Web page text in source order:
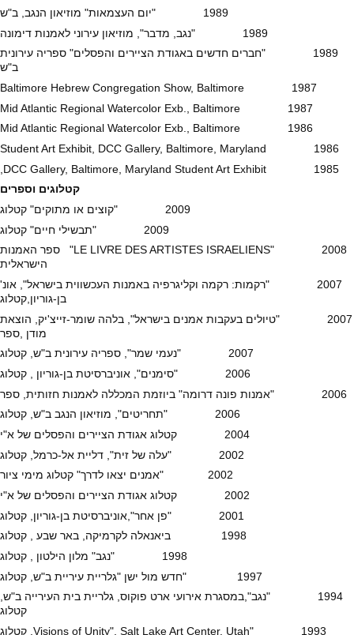
1989 "יום העצמאות" מוזיאון הנגב, ב"ש
1989 "נגב, מדבר", מוזיאון עירוני לאמנות דימונה
1989 "חברים חדשים באגודת הציירים והפסלים" ספריה עירונית
ב"ש
1987 Baltimore Hebrew Congregation Show, Baltimore
1987 Mid Atlantic Regional Watercolor Exb., Baltimore
1986 Mid Atlantic Regional Watercolor Exb., Baltimore
1986 Student Art Exhibit, DCC Gallery, Baltimore, Maryland
1985 DCC Gallery, Baltimore, Maryland Student Art Exhibit,
קטלוגים וספרים
2009 "קוצים או מתוקים" קטלוג
2009 "תבשילי חיים" קטלוג
2008 "LE LIVRE DES ARTISTES ISRAELIENS" ספר האמנות
הישראלית
2007 "רקמות: רקמה וקליגרפיה באמנות העכשווית בישראל", אונ'
בן-גוריון,קטלוג
2007 "טיולים בעקבות אמנים בישראל", בלהה שומר-זייצ'יק, הוצאת
מודן ,ספר
2007 "נעמי שמר", ספריה עירונית ב"ש, קטלוג
2006 "סימנים", אוניברסיטת בן-גוריון , קטלוג
2006 "אמנות פונה דרומה" ביוזמת המכללה לאמנות חזותית, ספר
2006 "תחריטים", מוזיאון הנגב ב"ש, קטלוג
2004 קטלוג אגודת הציירים והפסלים של א"י
2002 "עלה של זית", דליית אל-כרמל, קטלוג
2002 "אמנים יצאו לדרך" קטלוג מימי ציור
2002 קטלוג אגודת הציירים והפסלים של א"י
2001 "פן אחר",אוניברסיטת בן-גוריון, קטלוג
1998 ביאנאלה לקרמיקה, באר שבע , קטלוג
1998 "נגב" מלון הילטון , קטלוג
1997 "חדש מול ישן "גלריית עיריית ב"ש, קטלוג
1994 "נגב",במסגרת אירועי ארט פוקוס, גלריית בית העירייה ב"ש,
קטלוג
1993 "Visions of Unity", Salt Lake Art Center, Utah, קטלוג